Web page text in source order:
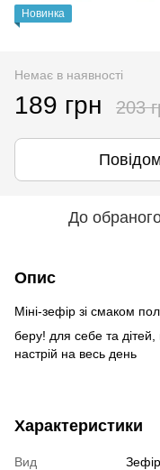
Новинка
Немає в наявності
189 грн 203
До
Опис
Міні-зефір зі смаком
беру! для себе та
настрій на весь день
Характеристики
Вид
Зефір